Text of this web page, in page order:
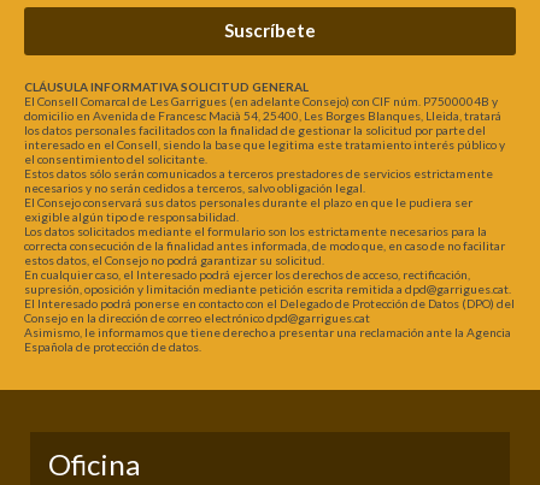
Suscríbete
CLÁUSULA INFORMATIVA SOLICITUD GENERAL
El Consell Comarcal de Les Garrigues (en adelante Consejo) con CIF núm. P7500004B y
domicilio en Avenida de Francesc Macià 54, 25400, Les Borges Blanques, Lleida, tratará
los datos personales facilitados con la finalidad de gestionar la solicitud por parte del
interesado en el Consell, siendo la base que legitima este tratamiento interés público y
el consentimiento del solicitante.
Estos datos sólo serán comunicados a terceros prestadores de servicios estrictamente
necesarios y no serán cedidos a terceros, salvo obligación legal.
El Consejo conservará sus datos personales durante el plazo en que le pudiera ser
exigible algún tipo de responsabilidad.
Los datos solicitados mediante el formulario son los estrictamente necesarios para la
correcta consecución de la finalidad antes informada, de modo que, en caso de no facilitar
estos datos, el Consejo no podrá garantizar su solicitud.
En cualquier caso, el Interesado podrá ejercer los derechos de acceso, rectificación,
supresión, oposición y limitación mediante petición escrita remitida a dpd@garrigues.cat.
El Interesado podrá ponerse en contacto con el Delegado de Protección de Datos (DPO) del
Consejo en la dirección de correo electrónico dpd@garrigues.cat
Asimismo, le informamos que tiene derecho a presentar una reclamación ante la Agencia
Española de protección de datos.
Oficina